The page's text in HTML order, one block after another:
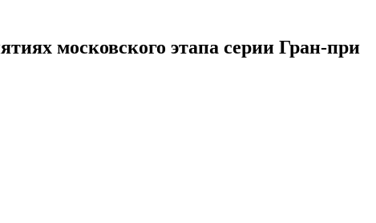
московского этапа серии Гран-при